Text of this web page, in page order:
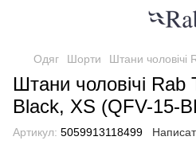
Одяг Шорти Штани чоловічі
Штани чоловічі Rab
Black, XS (QFV-15-
Артикул: 5059913118499